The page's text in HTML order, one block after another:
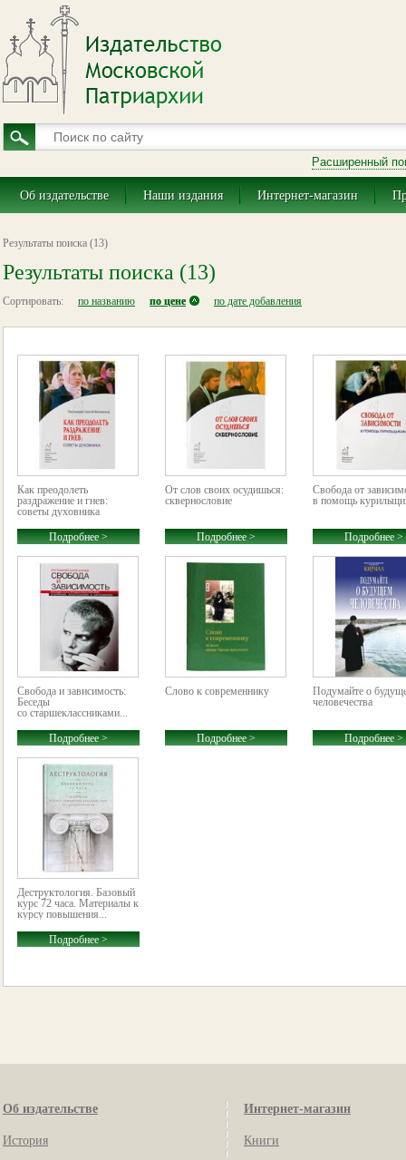
Расширенный
Об издательстве Наши издания Интернет-магазин
Результаты поиска (13)
Результаты поиска (13)
Сортировать: по названию по цене по дате добавления
Как преодолеть
раздражение и гнев:
советы духовника
Подробнее >
От слов своих осудишься:
сквернословие
Подробнее >
Свобода от
в помощь
Подробнее >
Свобода и зависимость:
Беседы
со старшеклассниками...
Подробнее >
Слово к современнику
Подробнее >
Подумайте о
человечества
Подробнее >
Деструктология. Базовый
курс 72 часа. Материалы к
курсу повышения...
Подробнее >
Об издательстве
История
Интернет-магазин
Книги